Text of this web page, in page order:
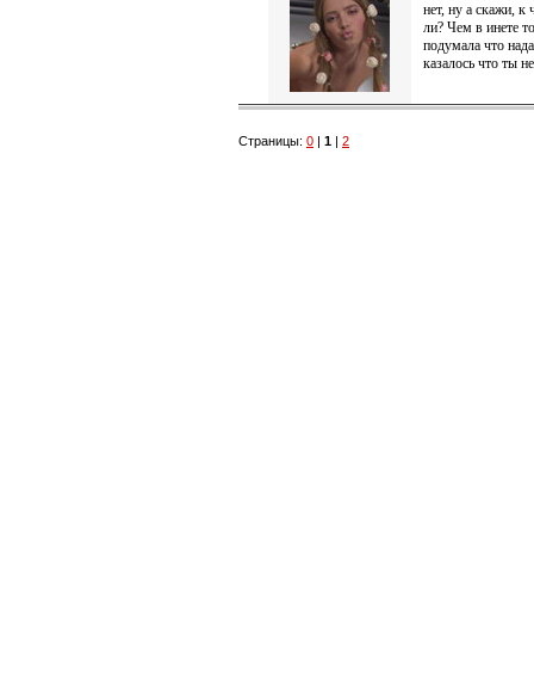
нет, ну а скажи, к
ли? Чем в инете
подумала что
казалось что ты
Страницы: 0 | 1 | 2